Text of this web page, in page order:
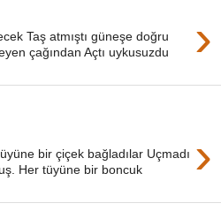
›
Taş atmıştı güneşe doğru
çağından Açtı uykusuzdu
›
bir çiçek bağladılar Uçmadı
Her tüyüne bir boncuk